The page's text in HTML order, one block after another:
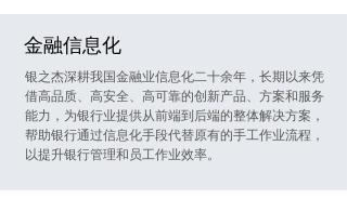
金融信息化
银之杰深耕我国金融业信息化二十余年，长期以来凭
借高品质、高安全、高可靠的创新产品、方案和服务
能力，为银行业提供从前端到后端的整体解决方案，
帮助银行通过信息化手段代替原有的手工作业流程，
以提升银行管理和员工作业效率。